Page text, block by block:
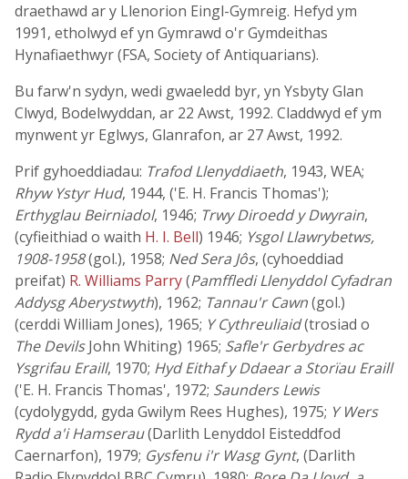
draethawd ar y Llenorion Eingl-Gymreig. Hefyd ym
1991, etholwyd ef yn Gymrawd o'r Gymdeithas
Hynafiaethwyr (FSA, Society of Antiquarians).
Bu farw'n sydyn, wedi gwaeledd byr, yn Ysbyty Glan
Clwyd, Bodelwyddan, ar 22 Awst, 1992. Claddwyd ef ym
mynwent yr Eglwys, Glanrafon, ar 27 Awst, 1992.
Prif gyhoeddiadau: Trafod Llenyddiaeth, 1943, WEA;
Rhyw Ystyr Hud, 1944, ('E. H. Francis Thomas');
Erthyglau Beirniadol, 1946; Trwy Diroedd y Dwyrain,
(cyfieithiad o waith H. I. Bell) 1946; Ysgol Llawrybetws,
1908-1958(gol.), 1958; Ned Sera Jôs, (cyhoeddiad
preifat) R. Williams Parry(Pamffledi Llenyddol Cyfadran
Addysg Aberystwyth), 1962; Tannau'r Cawn(gol.)
(cerddi William Jones), 1965; Y Cythreuliaid(trosiad o
The DevilsJohn Whiting) 1965; Safle'r Gerbydres ac
Ysgrifau Eraill, 1970; Hyd Eithaf y Ddaear a Storïau Eraill
('E. H. Francis Thomas', 1972; Saunders Lewis
(cydolygydd, gyda Gwilym Rees Hughes), 1975; Y Wers
Rydd a'i Hamserau(Darlith Lenyddol Eisteddfod
Caernarfon), 1979; Gysfenu i'r Wasg Gynt, (Darlith